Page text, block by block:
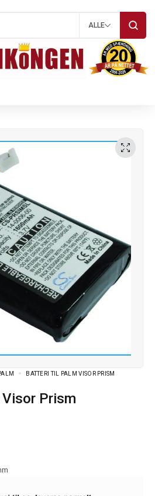
ALLE
BATTERI TIL PALM VISOR PRISM
Visor Prism